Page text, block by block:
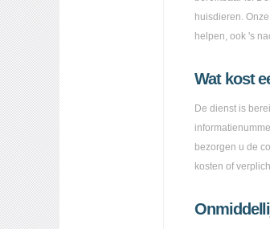
huisdieren.
helpen, ook 's
Wat kost
De dienst is
bezorgen u de
kosten of